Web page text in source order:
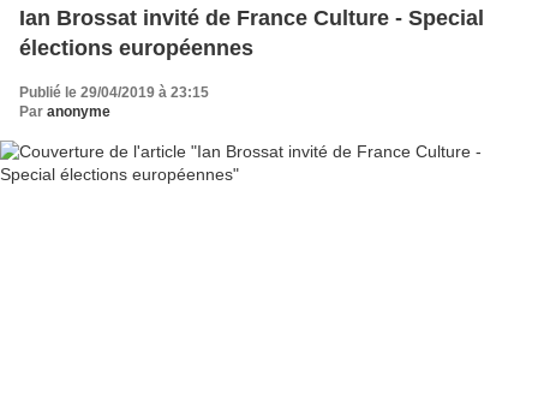
Ian Brossat invité de France Culture - Special
élections européennes
Publié le 29/04/2019 à 23:15
Par anonyme